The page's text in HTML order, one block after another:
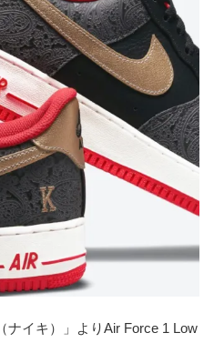
ナイキ）」よりAir Force 1 Low